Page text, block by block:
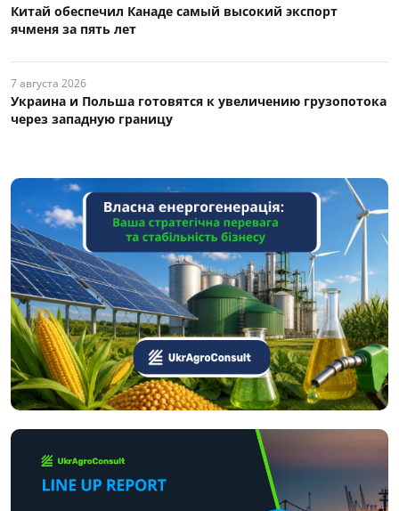
Китай обеспечил Канаде самый высокий экспорт
ячменя за пять лет
7 августа 2026
Украина и Польша готовятся к увеличению грузопотока
через западную границу